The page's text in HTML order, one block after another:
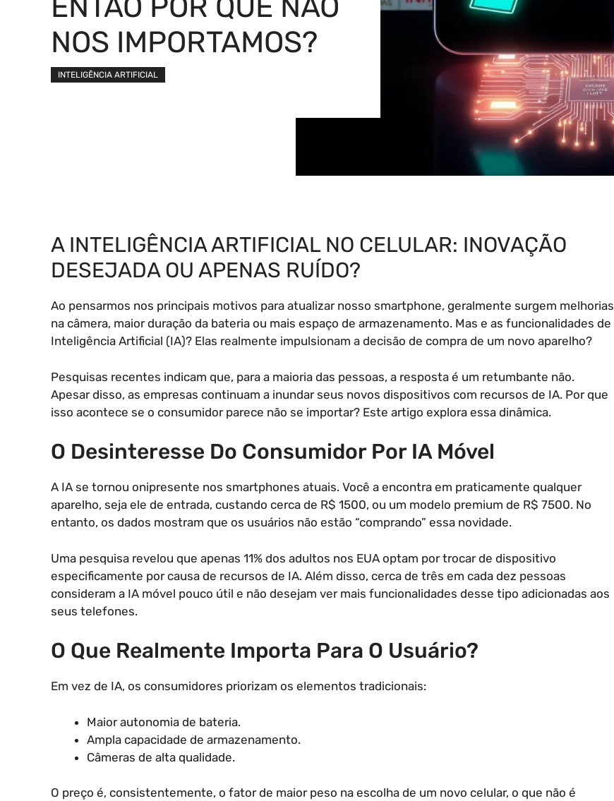
NOS IMPORTAMOS?
INTELIGÊNCIA ARTIFICIAL
A INTELIGÊNCIA ARTIFICIAL NO CELULAR: INOVAÇÃO
DESEJADA OU APENAS RUÍDO?
Ao pensarmos nos principais motivos para atualizar nosso smartphone, geralmente surgem melhorias
na câmera, maior duração da bateria ou mais espaço de armazenamento. Mas e as funcionalidades de
Inteligência Artificial (IA)? Elas realmente impulsionam a decisão de compra de um novo aparelho?
Pesquisas recentes indicam que, para a maioria das pessoas, a resposta é um retumbante não.
Apesar disso, as empresas continuam a inundar seus novos dispositivos com recursos de IA. Por que
isso acontece se o consumidor parece não se importar? Este artigo explora essa dinâmica.
O Desinteresse Do Consumidor Por IA Móvel
A IA se tornou onipresente nos smartphones atuais. Você a encontra em praticamente qualquer
aparelho, seja ele de entrada, custando cerca de R$ 1500, ou um modelo premium de R$ 7500. No
entanto, os dados mostram que os usuários não estão “comprando” essa novidade.
Uma pesquisa revelou que apenas 11% dos adultos nos EUA optam por trocar de dispositivo
especificamente por causa de recursos de IA. Além disso, cerca de três em cada dez pessoas
consideram a IA móvel pouco útil e não desejam ver mais funcionalidades desse tipo adicionadas aos
seus telefones.
O Que Realmente Importa Para O Usuário?
Em vez de IA, os consumidores priorizam os elementos tradicionais:
Maior autonomia de bateria.
Ampla capacidade de armazenamento.
Câmeras de alta qualidade.
O preço é, consistentemente, o fator de maior peso na escolha de um novo celular, o que não é